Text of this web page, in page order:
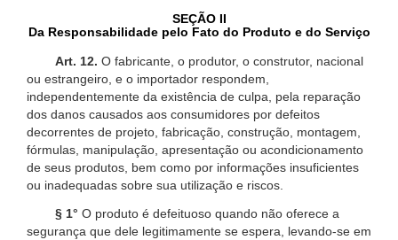
SEÇÃO II
Da Responsabilidade pelo Fato do Produto e do Serviço
Art. 12. O fabricante, o produtor, o construtor, nacional
ou estrangeiro, e o importador respondem,
independentemente da existência de culpa, pela reparação
dos danos causados aos consumidores por defeitos
decorrentes de projeto, fabricação, construção, montagem,
fórmulas, manipulação, apresentação ou acondicionamento
de seus produtos, bem como por informações insuficientes
ou inadequadas sobre sua utilização e riscos.
§ 1° O produto é defeituoso quando não oferece a
segurança que dele legitimamente se espera, levando-se em